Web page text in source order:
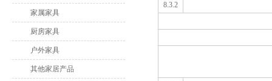
家属家具
厨房家具
户外家具
其他家居产品
8.3.2